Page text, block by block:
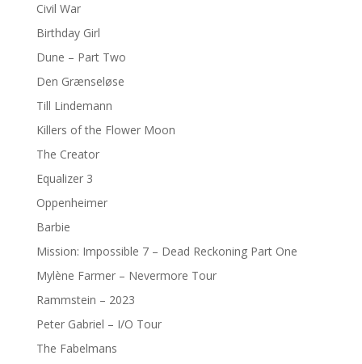
Civil War
Birthday Girl
Dune – Part Two
Den Grænseløse
Till Lindemann
Killers of the Flower Moon
The Creator
Equalizer 3
Oppenheimer
Barbie
Mission: Impossible 7 – Dead Reckoning Part One
Mylène Farmer – Nevermore Tour
Rammstein – 2023
Peter Gabriel – I/O Tour
The Fabelmans